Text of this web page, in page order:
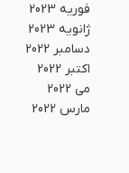
فوریه 2023
ژانویه 2023
دسامبر 2022
اکتبر 2022
می 2022
مارس 2022